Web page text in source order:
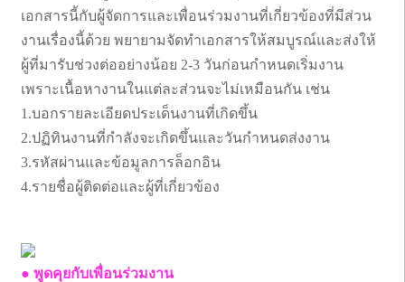
เอกสารนี้กับผู้จัดการและเพื่อนร่วมงานที่เกี่ยวข้องที่มีส่วน
งานเรื่องนี้ด้วย พยายามจัดทำเอกสารให้สมบูรณ์และส่งให้
ผู้ที่มารับช่วงต่ออย่างน้อย 2-3 วันก่อนกำหนดเริ่มงาน
เพราะเนื้อหางานในแต่ละส่วนจะไม่เหมือนกัน เช่น
1.บอกรายละเอียดประเด็นงานที่เกิดขึ้น
2.ปฏิทินงานที่กำลังจะเกิดขึ้นและวันกำหนดส่งงาน
3.รหัสผ่านและข้อมูลการล็อกอิน
4.รายชื่อผู้ติดต่อและผู้ที่เกี่ยวข้อง
● พูดคุยกับเพื่อนร่วมงาน